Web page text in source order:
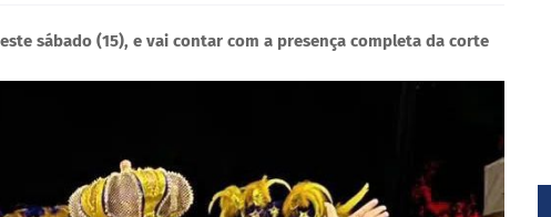
sábado (15), e vai contar com a presença completa da corte